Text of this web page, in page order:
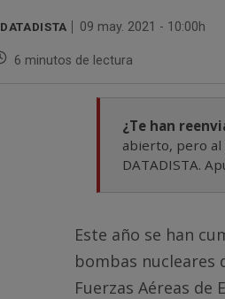
DATADISTA 09 may. 2021 - 10:00h
6 minutos de lectura
¿Te han
abierto, pero al
DATADISTA.
Este año se han
bombas nucleares
Fuerzas Aéreas